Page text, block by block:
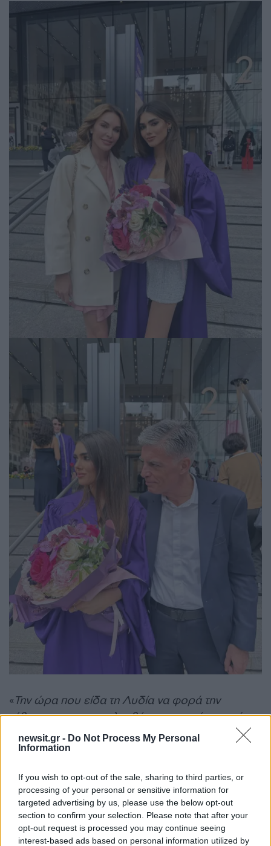
newsit.gr - Do Not Process My Personal
Information
If you wish to opt-out of the sale, sharing to third parties, or
processing of your personal or sensitive information for
targeted advertising by us, please use the below opt-out
section to confirm your selection. Please note that after your
opt-out request is processed you may continue seeing
interest-based ads based on personal information utilized by
«Την ώρα που είδα τη Λυδία να φορά την
τήβεννο και να παραλαμβάνει το πτυχίο της μέσα
στο Madison Square Garden, ένιωσα ένα
πρωτόγνωρο συναίσθημα συγκίνησης
Διαβάστε εδώ όλα όσα έγραψε η Τατιάνα
Στεφανίδου
ΔΙΑΦΗΜΙΣΗ